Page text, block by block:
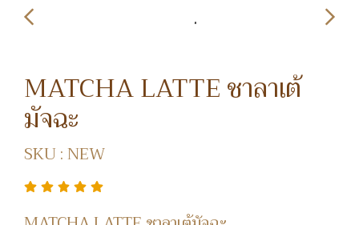
MATCHA LATTE ชาลาเต้
มัจฉะ
SKU : NEW